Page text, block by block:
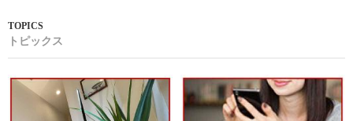
トピックス